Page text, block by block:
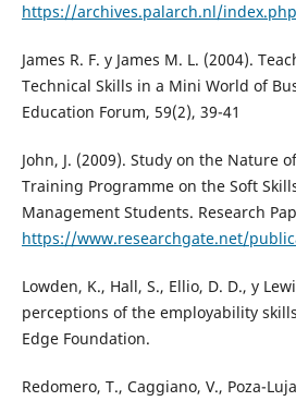
https://archives.palarch.nl/
James R. F. y James M. L. (2004).
Technical Skills in a Mini World of
Education Forum, 59(2), 39-41
John, J. (2009). Study on the Nature
Training Programme on the Soft
Management Students. Research
https://www.researchgate.net/
Lowden, K., Hall, S., Ellio, D. D., y
perceptions of the employability
Edge Foundation.
Redomero, T., Caggiano, V., Poza-